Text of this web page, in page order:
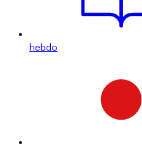
hebdo